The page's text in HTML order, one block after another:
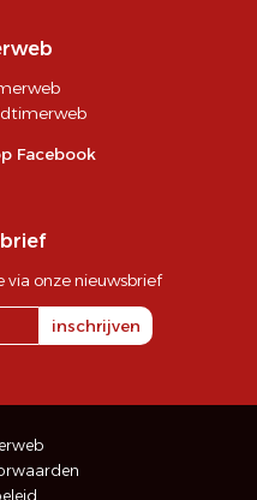
Facebook
via onze nieuwsbrief
inschrijven